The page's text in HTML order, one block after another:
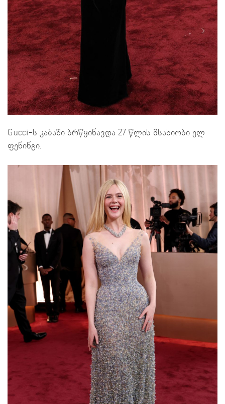
Gucci-ს კაბაში ბრწყინავდა 27 წლის მსახიობი ელ
ფენინგი.